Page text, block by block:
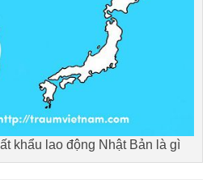
khẩu lao động Nhật Bản là gì